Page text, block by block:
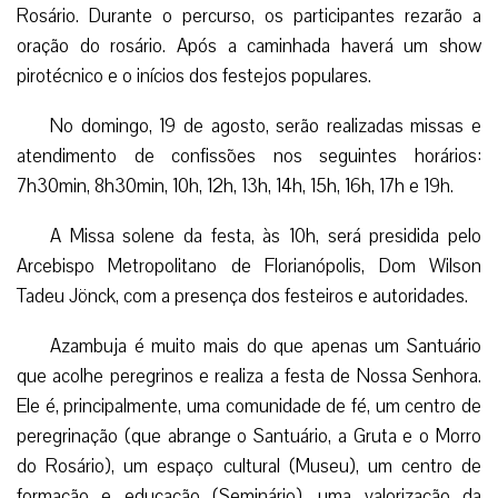
Rosário. Durante o percurso, os participantes rezarão a
oração do rosário. Após a caminhada haverá um show
pirotécnico e o inícios dos festejos populares.
No domingo, 19 de agosto, serão realizadas missas e
atendimento de confissões nos seguintes horários:
7h30min, 8h30min, 10h, 12h, 13h, 14h, 15h, 16h, 17h e 19h.
A Missa solene da festa, às 10h, será presidida pelo
Arcebispo Metropolitano de Florianópolis, Dom Wilson
Tadeu Jönck, com a presença dos festeiros e autoridades.
Azambuja é muito mais do que apenas um Santuário
que acolhe peregrinos e realiza a festa de Nossa Senhora.
Ele é, principalmente, uma comunidade de fé, um centro de
peregrinação (que abrange o Santuário, a Gruta e o Morro
do Rosário), um espaço cultural (Museu), um centro de